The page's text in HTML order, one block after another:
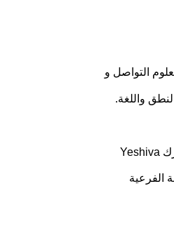
المصرية لعلوم التواصل و
حاصل على العديد من الشهادات الدولية مثل TALKTOOLS (الجزء الأول والثاني) ، برنامج MAKATON ، شهادة الممارسة لاضطرابات البلع من جامعة ييشيفا بنيويورك Yeshiva
الفرعية